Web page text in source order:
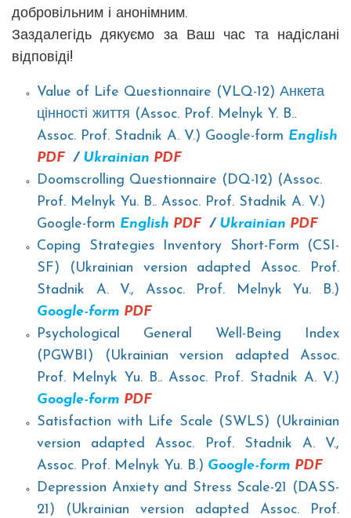
добровільним і анонімним.
Заздалегідь дякуємо за Ваш час та надіслані
відповіді!
Value of Life Questionnaire (VLQ-12) Анкета
цінності життя (Assoc. Prof. Melnyk Y. B..
Assoc. Prof. Stadnik A. V.) Google-form English
PDF / Ukrainian PDF
Doomscrolling Questionnaire (DQ-12) (Assoc.
Prof. Melnyk Yu. B.. Assoc. Prof. Stadnik A. V.)
Google-form English PDF / Ukrainian PDF
Coping Strategies Inventory Short-Form (CSI-
SF) (Ukrainian version adapted Assoc. Prof.
Stadnik A. V., Assoc. Prof. Melnyk Yu. B.)
Google-form PDF
Psychological General Well-Being Index
(PGWBI) (Ukrainian version adapted Assoc.
Prof. Melnyk Yu. B.. Assoc. Prof. Stadnik A. V.)
Google-form PDF
Satisfaction with Life Scale (SWLS) (Ukrainian
version adapted Assoc. Prof. Stadnik A. V.,
Assoc. Prof. Melnyk Yu. B.) Google-form PDF
Depression Anxiety and Stress Scale-21 (DASS-
21) (Ukrainian version adapted Assoc. Prof.